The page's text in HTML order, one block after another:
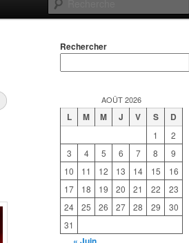
Rechercher
AOÛT 2026
L M M J V S D
1
2
3
4 5 6 7 8
9
10
11 12 13 14 15
16
17
18 19 20 21 22
23
24
25 26 27 28 29
30
31